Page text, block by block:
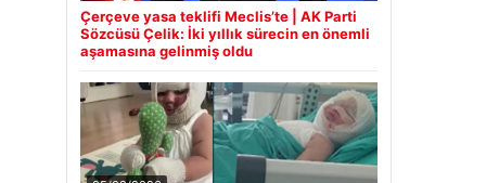
Çerçeve yasa teklifi Meclis’te | AK Parti
Sözcüsü Çelik: İki yıllık sürecin en önemli
aşamasına gelinmiş oldu